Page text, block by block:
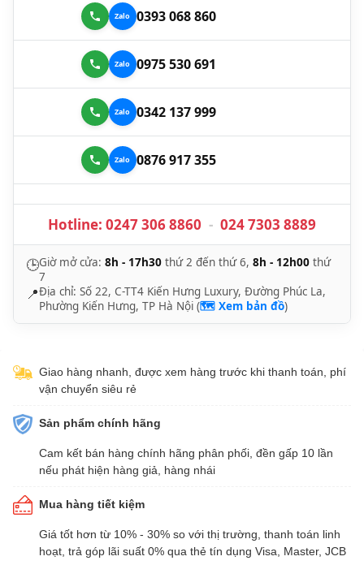
0393 068 860
0975 530 691
0342 137 999
0876 917 355
Hotline: 0247 306 8860 - 024 7303 8889
🕒Giờ mở cửa: 8h - 17h30 thứ 2 đến thứ 6, 8h - 12h00 thứ
7
📍Địa chỉ: Số 22, C-TT4 Kiến Hưng Luxury, Đường Phúc La,
Phường Kiến Hưng, TP Hà Nội (🗺️ Xem bản đồ)
Giao hàng nhanh, được xem hàng trước khi thanh toán, phí
vận chuyển siêu rẻ
Sản phẩm chính hãng
Cam kết bán hàng chính hãng phân phối, đền gấp 10 lần
nếu phát hiện hàng giả, hàng nhái
Mua hàng tiết kiệm
Giá tốt hơn từ 10% - 30% so với thị trường, thanh toán linh
hoạt, trả góp lãi suất 0% qua thẻ tín dụng Visa, Master, JCB